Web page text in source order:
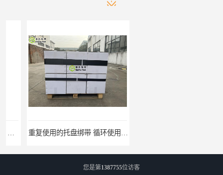
重复使用的托盘绑带 循环使用 固永包材
您是第1387755位访客